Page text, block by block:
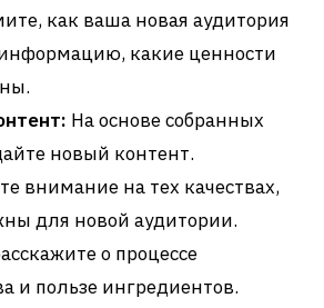
как ваша новая аудитория
какие ценности
На основе собранных
новый контент.
внимание на тех качествах,
для новой аудитории.
о процессе
и пользе ингредиентов.